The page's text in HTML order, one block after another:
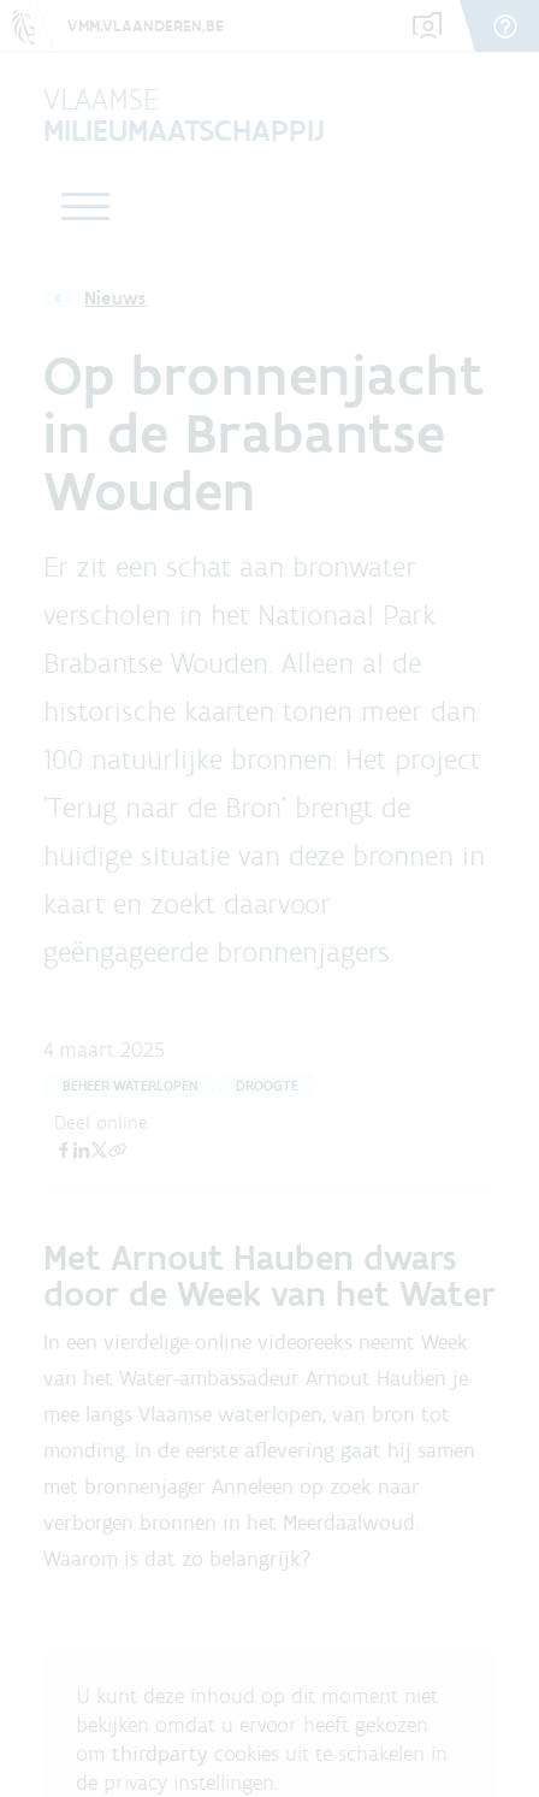
VMM.VLAANDEREN.BE
VLAAMSE
MILIEUMAATSCHAPPIJ
Nieuws
Op bronnenjacht
in de Brabantse
Wouden
Er zit een schat aan bronwater
verscholen in het Nationaal Park
Brabantse Wouden. Alleen al de
historische kaarten tonen meer dan
100 natuurlijke bronnen. Het project
'Terug naar de Bron' brengt de
huidige situatie van deze bronnen in
kaart en zoekt daarvoor
geëngageerde bronnenjagers.
4 maart 2025
BEHEER WATERLOPEN DROOGTE
Deel online
Met Arnout Hauben dwars
door de Week van het Water
In een vierdelige online videoreeks neemt Week
van het Water-ambassadeur Arnout Hauben je
mee langs Vlaamse waterlopen, van bron tot
monding. In de eerste aflevering gaat hij samen
met bronnenjager Anneleen op zoek naar
verborgen bronnen in het Meerdaalwoud.
Waarom is dat zo belangrijk?
U kunt deze inhoud op dit moment niet
bekijken omdat u ervoor heeft gekozen
om thirdparty cookies uit te schakelen in
de privacy instellingen.